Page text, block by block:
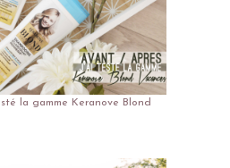
la gamme Keranove Blond